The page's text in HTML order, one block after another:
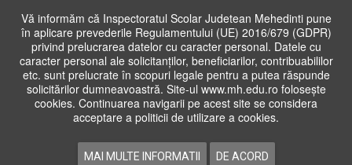
Vă informăm că Inspectoratul Scolar Judetean Mehedinti pune
în aplicare prevederile Regulamentului (UE) 2016/679 (GDPR)
privind prelucrarea datelor cu caracter personal. Datele cu
caracter personal ale solicitanților, beneficiarilor, contribuabililor
etc. sunt prelucrate în scopuri legale pentru a putea răspunde
solicitărilor dumneavoastră. Site-ul www.mh.edu.ro folosește
cookies. Continuarea navigarii pe acest site se considera
acceptare a politicii de utilizare a cookies.
MAI MULTE INFORMATII DE ACORD
Cauta
in
siteAcasa Cadre Didactice
Examene Naționale